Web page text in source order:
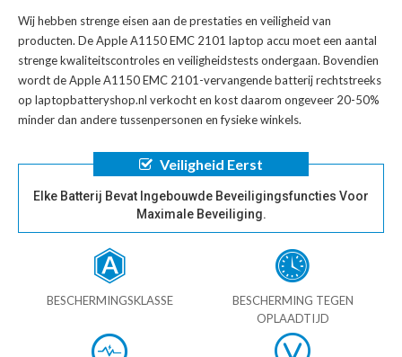
Wij hebben strenge eisen aan de prestaties en veiligheid van
producten. DeApple A1150 EMC 2101 laptop accu moet een aantal
strenge kwaliteitscontroles en veiligheidstests ondergaan. Bovendien
wordt deApple A1150 EMC 2101-vervangende batterijrechtstreeks
op laptopbatteryshop.nl verkocht en kost daarom ongeveer 20-50%
minder dan andere tussenpersonen en fysieke winkels.
Veiligheid Eerst
Elke Batterij Bevat Ingebouwde Beveiligingsfuncties Voor
Maximale Beveiliging.
BESCHERMINGSKLASSE
BESCHERMING TEGEN
OPLAADTIJD